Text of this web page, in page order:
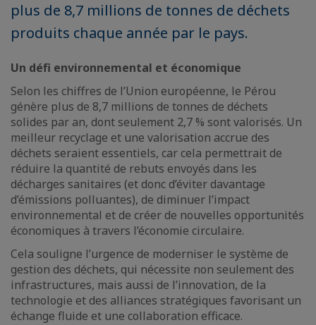
plus de 8,7 millions de tonnes de déchets
produits chaque année par le pays.
Un défi environnemental et économique
Selon les chiffres de l’Union européenne, le Pérou
génère plus de 8,7 millions de tonnes de déchets
solides par an, dont seulement 2,7 % sont valorisés. Un
meilleur recyclage et une valorisation accrue des
déchets seraient essentiels, car cela permettrait de
réduire la quantité de rebuts envoyés dans les
décharges sanitaires (et donc d’éviter davantage
d’émissions polluantes), de diminuer l’impact
environnemental et de créer de nouvelles opportunités
économiques à travers l’économie circulaire.
Cela souligne l’urgence de moderniser le système de
gestion des déchets, qui nécessite non seulement des
infrastructures, mais aussi de l’innovation, de la
technologie et des alliances stratégiques favorisant un
échange fluide et une collaboration efficace.